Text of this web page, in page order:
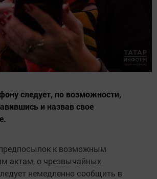
следует, по возможности,
и назвав свое
к возможным
актам, о чрезвычайных
немедленно сообщить в